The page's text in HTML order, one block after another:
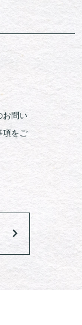
お問い
項をご